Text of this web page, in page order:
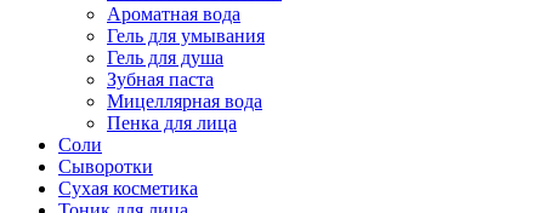
Ароматная вода
Гель для умывания
Гель для душа
Зубная паста
Мицеллярная вода
Пенка для лица
Соли
Сыворотки
Сухая косметика